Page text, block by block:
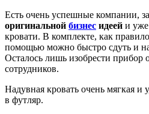
Есть очень успешные компании,
оригинальной бизнес идеей и
кровати. В комплекте, как
помощью можно быстро сдуть и
Осталось лишь изобрести прибор
сотрудников.
Надувная кровать очень мягкая и
в футляр.